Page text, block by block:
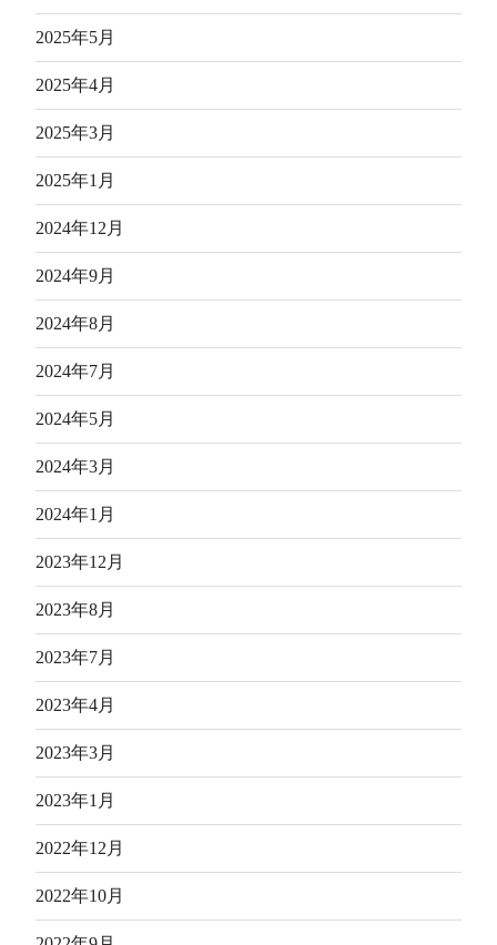
2025年5月
2025年4月
2025年3月
2025年1月
2024年12月
2024年9月
2024年8月
2024年7月
2024年5月
2024年3月
2024年1月
2023年12月
2023年8月
2023年7月
2023年4月
2023年3月
2023年1月
2022年12月
2022年10月